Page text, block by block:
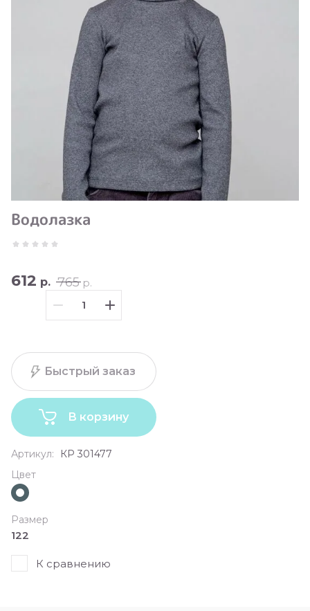
Водолазка
765 р.
612 р.
В корзину
Быстрый заказ
Артикул:
КР 301477
Цвет
Размер
122
К сравнению